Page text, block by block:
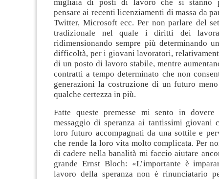
migliaia di posti di lavoro che si stanno
pensare ai recenti licenziamenti di massa da
Twitter, Microsoft ecc. Per non parlare del
tradizionale nel quale i diritti dei
ridimensionando sempre più determinando
difficoltà, per i giovani lavoratori,
di un posto di lavoro stabile, mentre
contratti a tempo determinato che non
generazioni la costruzione di un futuro
qualche certezza in più.
Fatte queste premesse mi sento in
messaggio di speranza ai tantissimi giovani
loro futuro accompagnati da una sottile e
che rende la loro vita molto complicata. Per
di cadere nella banalità mi faccio aiutare
grande Ernst Bloch: «L’importante è
lavoro della speranza non è rinunciatario